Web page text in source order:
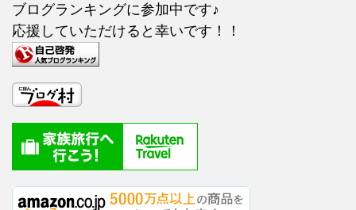
ブログランキングに参加中です♪
応援していただけると幸いです！！